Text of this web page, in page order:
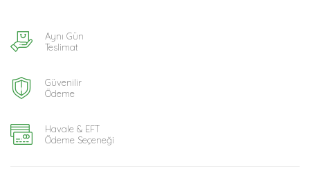
Aynı Gün
Teslimat
Güvenilir
Ödeme
Havale & EFT
Ödeme Seçeneği